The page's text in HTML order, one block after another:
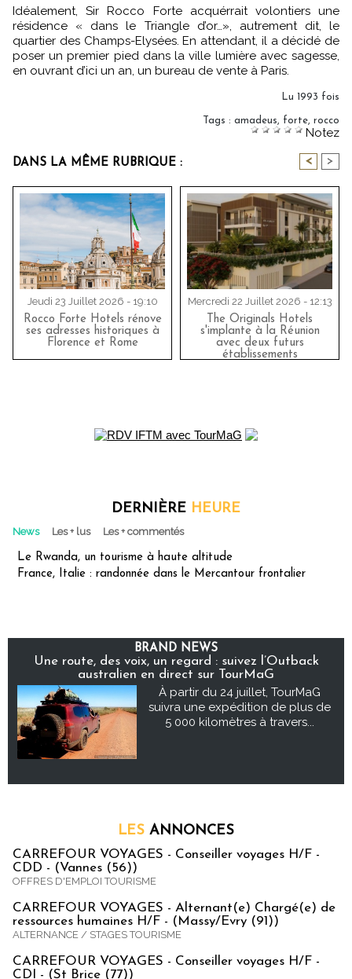
Idéalement, Sir Rocco Forte acquérrait volontiers une
résidence « dans le Triangle d’or…», autrement dit, le
quartier des Champs-Elysées. En attendant, il a décidé de
poser un premier pied dans la ville lumière avec sagesse,
en ouvrant d’ici un an, un bureau de vente à Paris.
Lu 1993 fois
Tags : amadeus forte rocco
Notez
DANS LA MÊME RUBRIQUE : < >
Jeudi 23 Juillet 2026 - 19:10
Rocco Forte Hotels rénove
ses adresses historiques à
Florence et Rome
Mercredi 22 Juillet 2026 - 12:13
The Originals Hotels
s'implante à la Réunion
avec deux futurs
établissements
DERNIÈRE HEURE
News Les + lus Les + commentés
Le Rwanda, un tourisme à haute altitude
France, Italie : randonnée dans le Mercantour frontalier
BRAND NEWS
Une route, des voix, un regard : suivez l’Outback
australien en direct sur TourMaG
À partir du 24 juillet, TourMaG
suivra une expédition de plus de
5 000 kilomètres à travers...
LES ANNONCES
CARREFOUR VOYAGES - Conseiller voyages H/F -
CDD - (Vannes (56))
OFFRES D'EMPLOI TOURISME
CARREFOUR VOYAGES - Alternant(e) Chargé(e) de
ressources humaines H/F - (Massy/Evry (91))
ALTERNANCE / STAGES TOURISME
CARREFOUR VOYAGES - Conseiller voyages H/F -
CDI - (St Brice (77))